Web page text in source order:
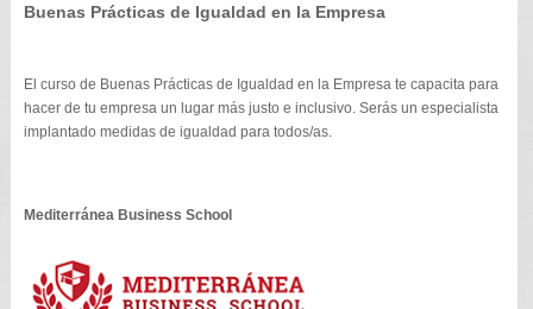
Buenas Prácticas de Igualdad en la Empresa
El curso de Buenas Prácticas de Igualdad en la Empresa te capacita para
hacer de tu empresa un lugar más justo e inclusivo. Serás un especialista
implantado medidas de igualdad para todos/as.
Mediterránea Business School